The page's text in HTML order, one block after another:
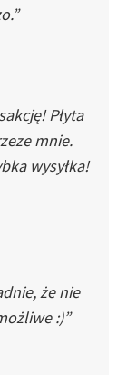
Płyta
mnie.
wysyłka!
że nie
:)”